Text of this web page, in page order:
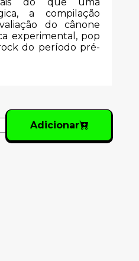
a compilação
do cânone
experimental, pop
do período pré-
Adicionar